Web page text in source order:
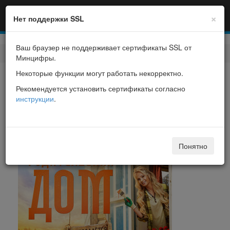
Фильмы> Родительский дом
Родительский дом
Родительский дом
Нет поддержки SSL ×
Ваш браузер не поддерживает сертификаты SSL от
Минцифры.
Некоторые функции могут работать некорректно.
Рекомендуется установить сертификаты согласно
инструкции.
Понятно